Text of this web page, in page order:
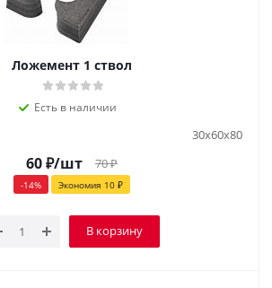
Ложемент 1 ствол
Есть в наличии
30х60х80
60₽/шт 70₽
-14% Экономия 10 ₽
В корзину